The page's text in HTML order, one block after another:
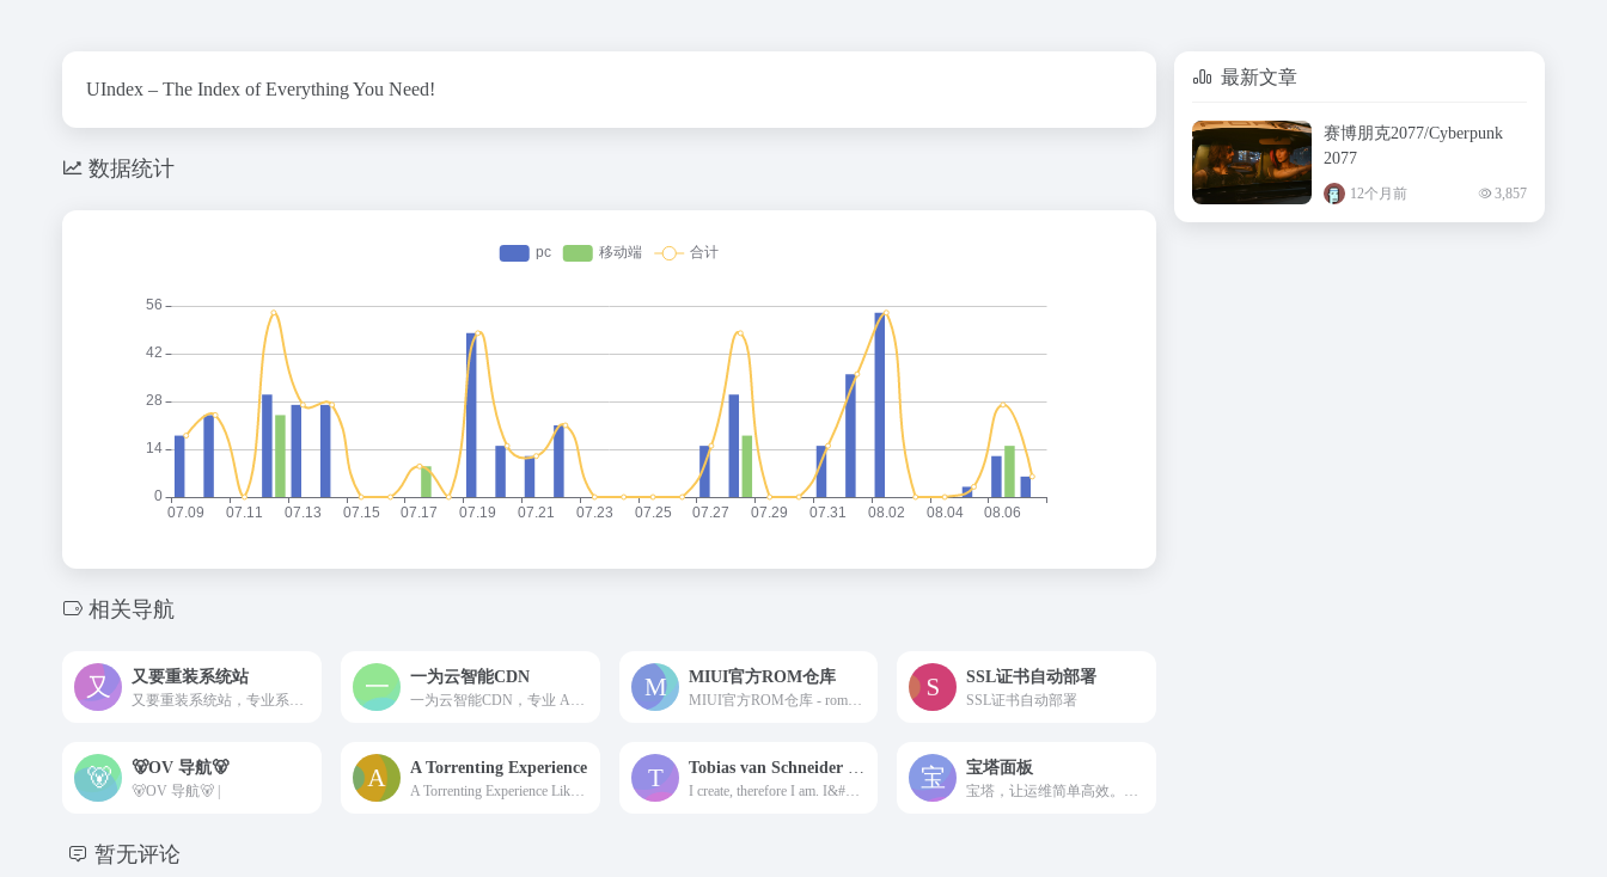
UIndex – The Index of Everything You Need!
数据统计
相关导航
又要重装系统站 一为云智能CDN MIUI官方ROM仓库
MIUI官方ROM仓库 - roms.miuier.com
SSL证书自动部署
SSL证书自动部署
🐻OV 导航🐻
🐻OV 导航🐻 |
A Torrenting Experience
A Torrenting Experience Like No Other – Try It Today! I create, therefore I am. I&#039;m Tobias van Schneider a designer born in Germany, raised in Austria &amp; currently living and working in New York City.
宝塔面板
暂无评论
最新文章
赛博朋克2077/Cyberpunk
2077
12个月前 3,857